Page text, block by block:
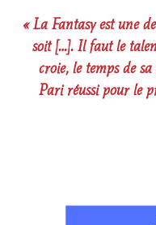
« La Fantasy est une
soit […]. Il faut le
croie, le temps de
Pari réussi pour le